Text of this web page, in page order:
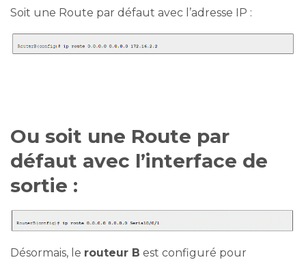
Soit une Route par défaut avec l’adresse IP :
Ou soit une Route par
défaut avec l’interface de
sortie :
Désormais, le routeur B est configuré pour